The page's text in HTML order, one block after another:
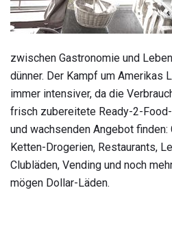
zwischen Gastronomie und
dünner. Der Kampf um
immer intensiver, da die
frisch zubereitete Ready-2-
und wachsenden Angebot
Ketten-Drogerien, Restaurants,
Clubläden, Vending und noch
mögen Dollar-Läden.